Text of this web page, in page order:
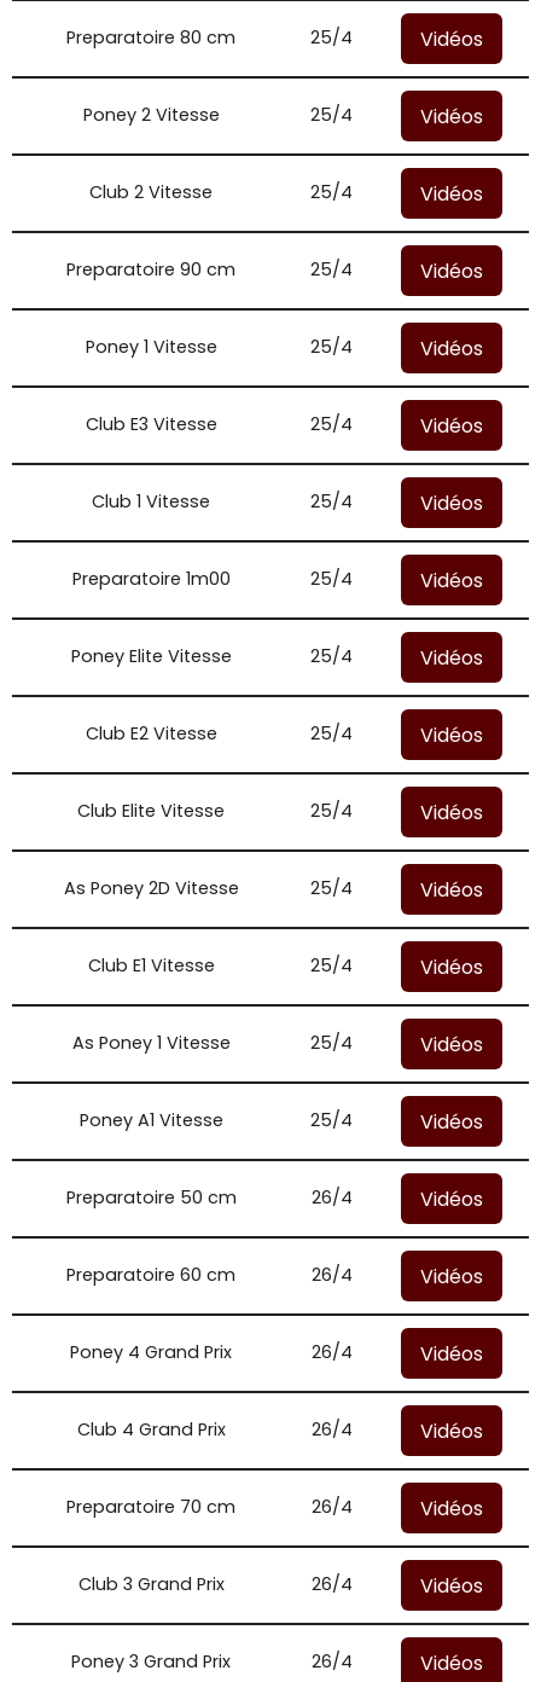
Preparatoire 80 cm 25/4 Vidéos
Poney 2 Vitesse 25/4 Vidéos
Club 2 Vitesse 25/4 Vidéos
Preparatoire 90 cm 25/4 Vidéos
Poney 1 Vitesse 25/4 Vidéos
Club E3 Vitesse 25/4 Vidéos
Club 1 Vitesse 25/4 Vidéos
Preparatoire 1m00 25/4 Vidéos
Poney Elite Vitesse 25/4 Vidéos
Club E2 Vitesse 25/4 Vidéos
Club Elite Vitesse 25/4 Vidéos
As Poney 2D Vitesse 25/4 Vidéos
Club E1 Vitesse 25/4 Vidéos
As Poney 1 Vitesse 25/4 Vidéos
Poney A1 Vitesse 25/4 Vidéos
Preparatoire 50 cm 26/4 Vidéos
Preparatoire 60 cm 26/4 Vidéos
Poney 4 Grand Prix 26/4 Vidéos
Club 4 Grand Prix 26/4 Vidéos
Preparatoire 70 cm 26/4 Vidéos
Club 3 Grand Prix 26/4 Vidéos
Poney 3 Grand Prix 26/4 Vidéos